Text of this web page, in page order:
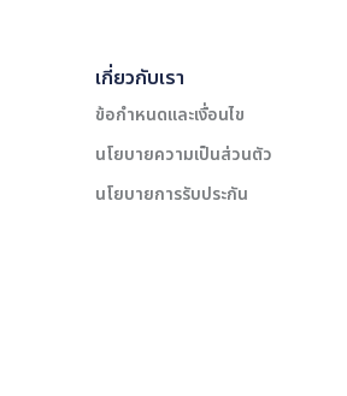
เกี่ยวกับเรา
ข้อกำหนดและเงื่อนไข
นโยบายความเป็นส่วนตัว
นโยบายการรับประกัน